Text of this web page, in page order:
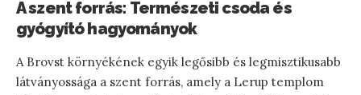
A szent forrás: Természeti csoda és
gyógyító hagyományok
A Brovst környékének egyik legősibb és legmisztikusabb
látványossága a szent forrás, amely a Lerup templom